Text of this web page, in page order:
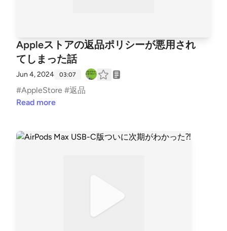
Appleストアの返品ポリシーが悪用され
てしまった話
Jun 4, 2024 03:07
#AppleStore #返品
Read more